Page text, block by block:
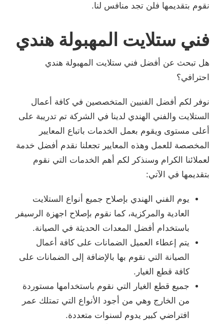
نقوم بتقديمها فلن تجد منافس لنا.
فني ستلايت المهبولة هندي
هل تبحث عن أفضل فني ستلايت المهبولة هندي
احترافي؟
نوفر لكم أفضل الفنيين المتخصصين في كافة أعمال
الستلايت والفني الهندي لدينا في الشركة تم تدريبة على
أعلى مستوى ويقوم بعمل الخدمات باتباع المعايير
المخصصة للعمل وهذه المعايير تجعلنا نقدم أفضل خدمة
لعملائنا الكرام وسنذكر لكم أهم الخدمات التي نقوم
بتقديمها في الآتي:
يوم الفني الهندي بإصلاح جميع أنواع الستلايت
العادية والمركزية، كما نقوم بإصلاح اجهزة الرسيفر
باستخدام أفضل المعدات الحديثة في الصيانة.
يتم إعطاء العميل الضمانات على كافة أعمال
الصيانة التي نقوم بها بالإضافة إلى الضمانات على
كافة قطع الغيار.
جميع قطع الغيار التي نقوم باستخدامها مستوردة
من الخارج وهي من أجود الأنواع التي تمتلك عمر
افتراضي كبير يدوم لسنوات متعددة.